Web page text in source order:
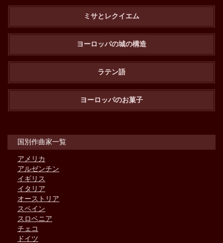
ミサとレクイエム
ヨーロッパの城の構造
ラテン語
ヨーロッパのお菓子
国別作曲家一覧
アメリカ
アルゼンチン
イギリス
イタリア
オーストリア
スペイン
スロベニア
チェコ
ドイツ